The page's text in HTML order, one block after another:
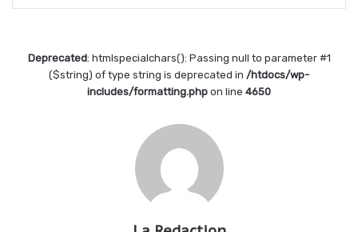
Deprecated: htmlspecialchars(): Passing null to parameter #1
($string) of type string is deprecated in /htdocs/wp-
includes/formatting.php on line 4650